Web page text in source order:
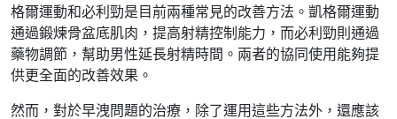
格爾運動和必利勁是目前兩種常見的改善方法。凱格爾運動
通過鍛煉骨盆底肌肉，提高射精控制能力，而必利勁則通過
藥物調節，幫助男性延長射精時間。兩者的協同使用能夠提
供更全面的改善效果。
然而，對於早洩問題的治療，除了運用這些方法外，還應該